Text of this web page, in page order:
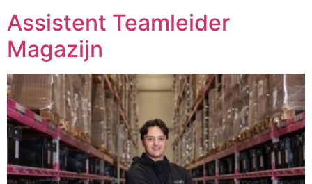
Assistent Teamleider
Magazijn